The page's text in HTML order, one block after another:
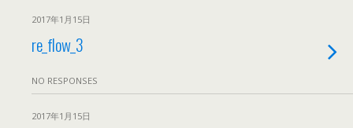
2017年1月15日
re_flow_3
NO RESPONSES
2017年1月15日